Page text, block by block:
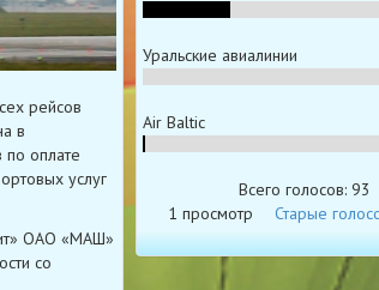
рейсов
в
по оплате
услуг
ОАО «МАШ»
со
Уральские авиалинии
Air Baltic
Всего голосов: 93
1 просмотр
Старые